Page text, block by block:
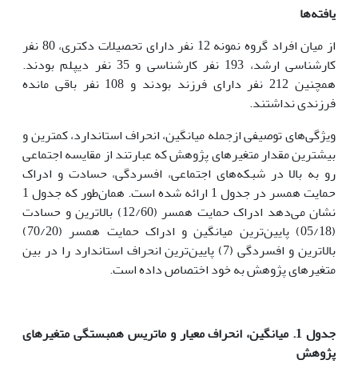
یافته‌ها
از میان افراد گروه نمونه 12 نفر دارای تحصیلات دکتری، 80 نفر
کارشناسی ارشد، 193 نفر کارشناسی و 35 نفر دیپلم بودند.
همچنین 212 نفر دارای فرزند بودند و 108 نفر باقی مانده
فرزندی نداشتند.
ویژگی‌های توصیفی ازجمله میانگین، انحراف استاندارد، کمترین و
بیشترین مقدار متغیرهای پژوهش که عبارتند از مقایسه اجتماعی
رو به بالا در شبکه‌های اجتماعی، افسردگی، حسادت و ادراک
حمایت همسر در جدول 1 ارائه شده است. همان‌طور که جدول 1
نشان می‌دهد ادراک حمایت همسر (12/60) بالاترین و حسادت
(05/18) پایین‌ترین میانگین و ادراک حمایت همسر (70/20)
بالاترین و افسردگی (7) پایین‌ترین انحراف استاندارد را در بین
متغیرهای پژوهش به خود اختصاص داده است.
جدول 1. میانگین، انحراف معیار و ماتریس همبستگی متغیرهای
پژوهش